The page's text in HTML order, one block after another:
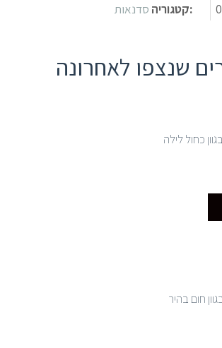
:קטגוריה סדנאות
שנצפו לאחרונה